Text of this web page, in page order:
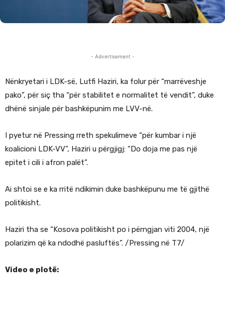
- Advertisement -
Nënkryetari i LDK-së, Lutfi Haziri, ka folur për “marrëveshje
pako”, për siç tha “për stabilitet e normalitet të vendit”, duke
dhënë sinjale për bashkëpunim me LVV-në.
I pyetur në Pressing rreth spekulimeve “për kumbar i një
koalicioni LDK-VV”, Haziri u përgjigj: “Do doja me pas një
epitet i cili i afron palët”.
Ai shtoi se e ka rritë ndikimin duke bashkëpunu me të gjithë
politikisht.
Haziri tha se “Kosova politikisht po i përngjan viti 2004, një
polarizim që ka ndodhë pasluftës”. /Pressing në T7/
Video e plotë: